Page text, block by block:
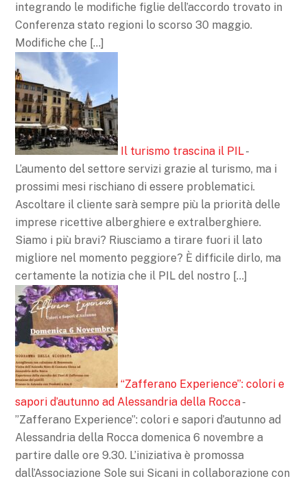
integrando le modifiche figlie dell’accordo trovato in
Conferenza stato regioni lo scorso 30 maggio.
Modifiche che […]
Il turismo trascina il PIL-
L’aumento del settore servizi grazie al turismo, ma i
prossimi mesi rischiano di essere problematici.
Ascoltare il cliente sarà sempre più la priorità delle
imprese ricettive alberghiere e extralberghiere.
Siamo i più bravi? Riusciamo a tirare fuori il lato
migliore nel momento peggiore? È difficile dirlo, ma
certamente la notizia che il PIL del nostro […]
“Zafferano Experience”: colori e
sapori d’autunno ad Alessandria della Rocca-
”Zafferano Experience”: colori e sapori d’autunno ad
Alessandria della Rocca domenica 6 novembre a
partire dalle ore 9.30. L’iniziativa è promossa
dall’Associazione Sole sui Sicani in collaborazione con